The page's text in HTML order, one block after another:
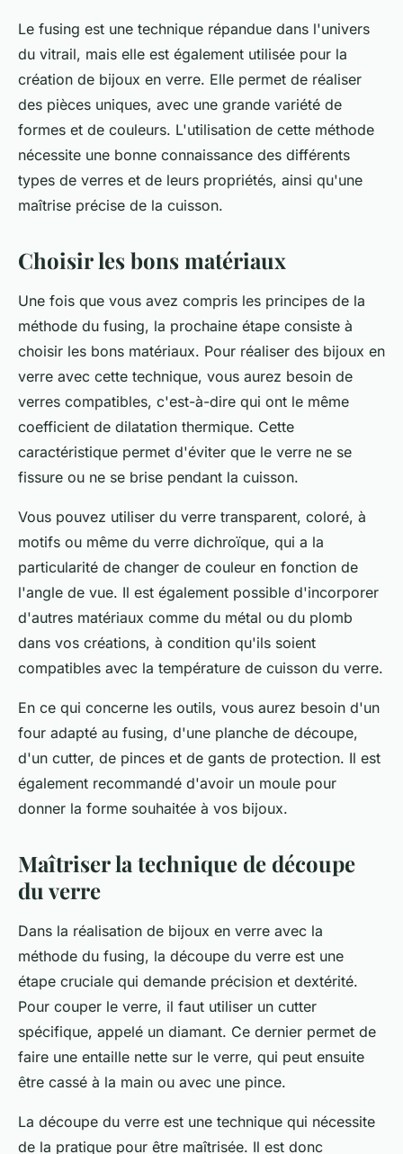
Le fusing est une technique répandue dans l'univers
du vitrail, mais elle est également utilisée pour la
création de bijoux en verre. Elle permet de réaliser
des pièces uniques, avec une grande variété de
formes et de couleurs. L'utilisation de cette méthode
nécessite une bonne connaissance des différents
types de verres et de leurs propriétés, ainsi qu'une
maîtrise précise de la cuisson.
Choisir les bons matériaux
Une fois que vous avez compris les principes de la
méthode du fusing, la prochaine étape consiste à
choisir les bons matériaux. Pour réaliser des bijoux en
verre avec cette technique, vous aurez besoin de
verres compatibles, c'est-à-dire qui ont le même
coefficient de dilatation thermique. Cette
caractéristique permet d'éviter que le verre ne se
fissure ou ne se brise pendant la cuisson.
Vous pouvez utiliser du verre transparent, coloré, à
motifs ou même du verre dichroïque, qui a la
particularité de changer de couleur en fonction de
l'angle de vue. Il est également possible d'incorporer
d'autres matériaux comme du métal ou du plomb
dans vos créations, à condition qu'ils soient
compatibles avec la température de cuisson du verre.
En ce qui concerne les outils, vous aurez besoin d'un
four adapté au fusing, d'une planche de découpe,
d'un cutter, de pinces et de gants de protection. Il est
également recommandé d'avoir un moule pour
donner la forme souhaitée à vos bijoux.
Maîtriser la technique de découpe
du verre
Dans la réalisation de bijoux en verre avec la
méthode du fusing, la découpe du verre est une
étape cruciale qui demande précision et dextérité.
Pour couper le verre, il faut utiliser un cutter
spécifique, appelé un diamant. Ce dernier permet de
faire une entaille nette sur le verre, qui peut ensuite
être cassé à la main ou avec une pince.
La découpe du verre est une technique qui nécessite
de la pratique pour être maîtrisée. Il est donc